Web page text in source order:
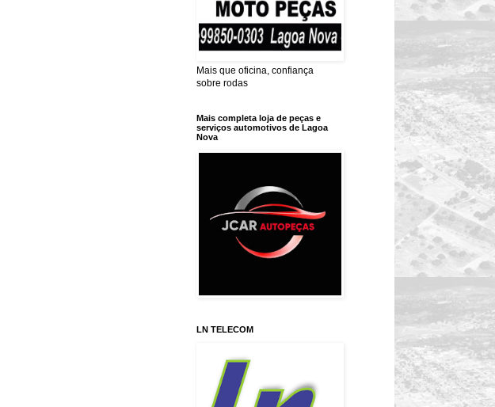
Mais que oficina, confiança
sobre rodas
Mais completa loja de peças e
serviços automotivos de Lagoa
Nova
LN TELECOM